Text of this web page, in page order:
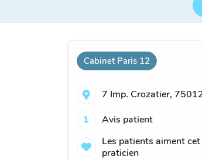
Cabinet Paris 12
7 Imp. Crozatier,
1
Avis patient
Les patients aiment
praticien